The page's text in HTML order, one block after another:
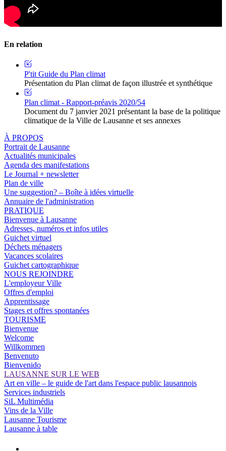
En relation
P'tit Guide du Plan climat
Présentation du Plan climat de façon illustrée et synthétique
Plan climat - Rapport-préavis 2020/54
Document du 7 janvier 2021 présentant la base de la politique
climatique de la Ville de Lausanne et ses annexes
À PROPOS
Portrait de Lausanne
Actualités municipales
Agenda des manifestations
Le Journal + newsletter
Plan de ville
Une suggestion? – Boîte à idées virtuelle
Annuaire de l'administration
PRATIQUE
Bienvenue à Lausanne
Adresses, numéros et infos utiles
Guichet virtuel
Déchets ménagers
Vacances scolaires
Guichet cartographique
NOUS REJOINDRE
L'employeur Ville
Offres d'emploi
Apprentissage
Stages et offres spontanées
TOURISME
Bienvenue
Welcome
Willkommen
Benvenuto
Bienvenido
LAUSANNE SUR LE WEB
Art en ville – le guide de l'art dans l'espace public lausannois
Services industriels
SiL Multimédia
Vins de la Ville
Lausanne Tourisme
Lausanne à table